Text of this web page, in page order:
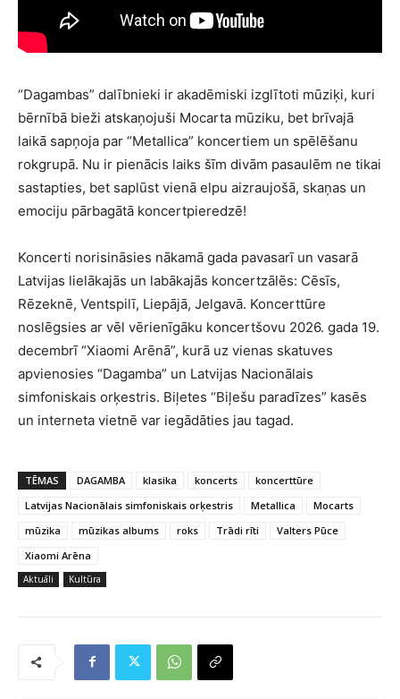
“Dagambas” dalībnieki ir akadēmiski izglītoti mūziķi, kuri
bērnībā bieži atskaņojuši Mocarta mūziku, bet brīvajā
laikā sapņoja par “Metallica” koncertiem un spēlēšanu
rokgrupā. Nu ir pienācis laiks šīm divām pasaulēm ne tikai
sastapties, bet saplūst vienā elpu aizraujošā, skaņas un
emociju pārbagātā koncertpieredzē!
Koncerti norisināsies nākamā gada pavasarī un vasarā
Latvijas lielākajās un labākajās koncertzālēs: Cēsīs,
Rēzeknē, Ventspilī, Liepājā, Jelgavā. Koncerttūre
noslēgsies ar vēl vērienīgāku koncertšovu 2026. gada 19.
decembrī “Xiaomi Arēnā”, kurā uz vienas skatuves
apvienosies “Dagamba” un Latvijas Nacionālais
simfoniskais orķestris. Biļetes “Biļešu paradīzes” kasēs
un interneta vietnē var iegādāties jau tagad.
TĒMAS DAGAMBA klasika koncerts
koncerttūre
Latvijas Nacionālais simfoniskais orķestris
Metallica
Mocarts
mūzika
mūzikas albums roks Trādi rīti
Valters Pūce
Xiaomi Arēna
Aktuāli Kultūra